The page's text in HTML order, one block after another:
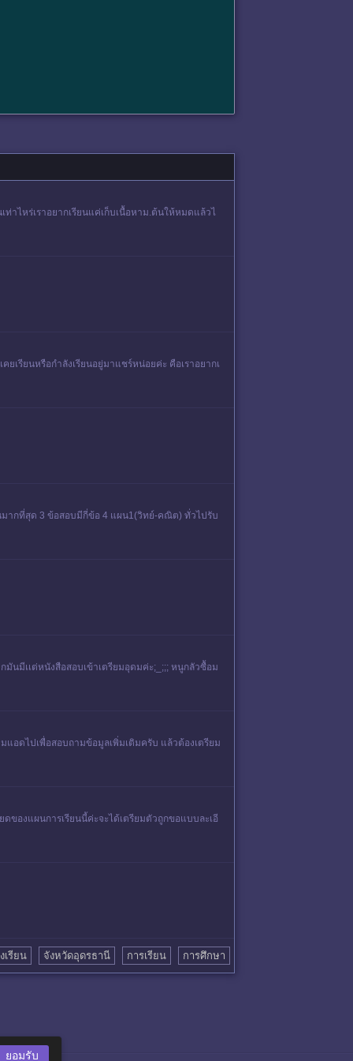
าไหร่เราอยากเรียนแค่เก็บเนื้อหาม.ต้นให้หมดแล้วไ
เรียนหรือกำลังเรียนอยู่มาแชร์หน่อยค่ะ คือเราอยากเ
มากที่สุด 3 ข้อสอบมีกี่ข้อ 4 แผน1(วิทย์-คณิต) ทั่วไปรับ
นมีเเต่หนังสือสอบเข้าเตรียมอุดมค่ะ;_;;; หนูกลัวซื้อม
อดไปเพื่อสอบถามข้อมูลเพิ่มเติมครับ แล้วต้องเตรียม
ของแผนการเรียนนี้ค่ะจะได้เตรียมตัวถูกขอแบบละเอี
เรียน จังหวัดอุดรธานี การเรียน การศึกษา
ยอมรับ